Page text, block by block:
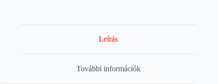
Leírás
További információk